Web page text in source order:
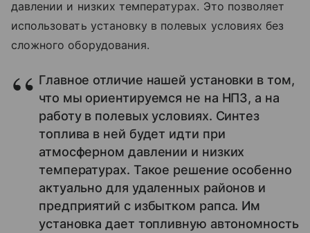
давлении и низких температурах. Это позволяет
использовать установку в полевых условиях без
сложного оборудования.
Главное отличие нашей установки в том,
что мы ориентируемся не на НПЗ, а на
работу в полевых условиях. Синтез
топлива в ней будет идти при
атмосферном давлении и низких
температурах. Такое решение особенно
актуально для удаленных районов и
предприятий с избытком рапса. Им
установка дает топливную автономность